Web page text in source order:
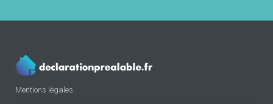
Mentions légales